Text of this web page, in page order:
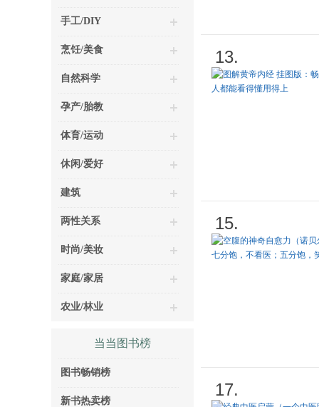
手工/DIY
烹饪/美食
自然科学
孕产/胎教
体育/运动
休闲/爱好
建筑
两性关系
时尚/美妆
家庭/家居
农业/林业
当当图书榜
图书畅销榜
新书热卖榜
13.
15.
17.